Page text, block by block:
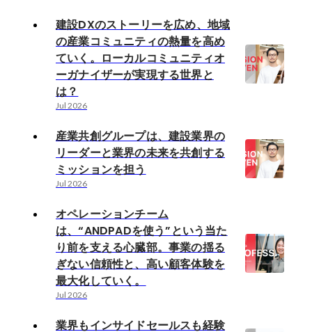
建設DXのストーリーを広め、地域
の産業コミュニティの熱量を高め
ていく。ローカルコミュニティオ
ーガナイザーが実現する世界と
は？
Jul 2026
産業共創グループは、建設業界の
リーダーと業界の未来を共創する
ミッションを担う
Jul 2026
オペレーションチーム
は、“ANDPADを使う”という当た
り前を支える心臓部。事業の揺る
ぎない信頼性と、高い顧客体験を
最大化していく。
Jul 2026
業界もインサイドセールスも経験